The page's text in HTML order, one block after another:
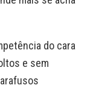
do cara
e sem